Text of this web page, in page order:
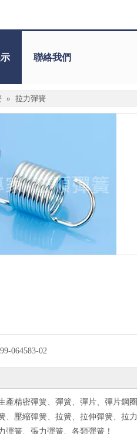
聯絡我們
» 拉力彈簧
064583-02
產精密彈簧、彈簧、彈片、彈片鋼圈
、壓縮彈簧、拉簧、拉伸彈簧、拉力
彈簧、張力彈簧、各類彈簧！